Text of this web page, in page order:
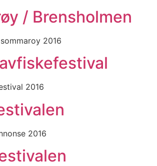
/ Brensholmen
2016
2016
2016